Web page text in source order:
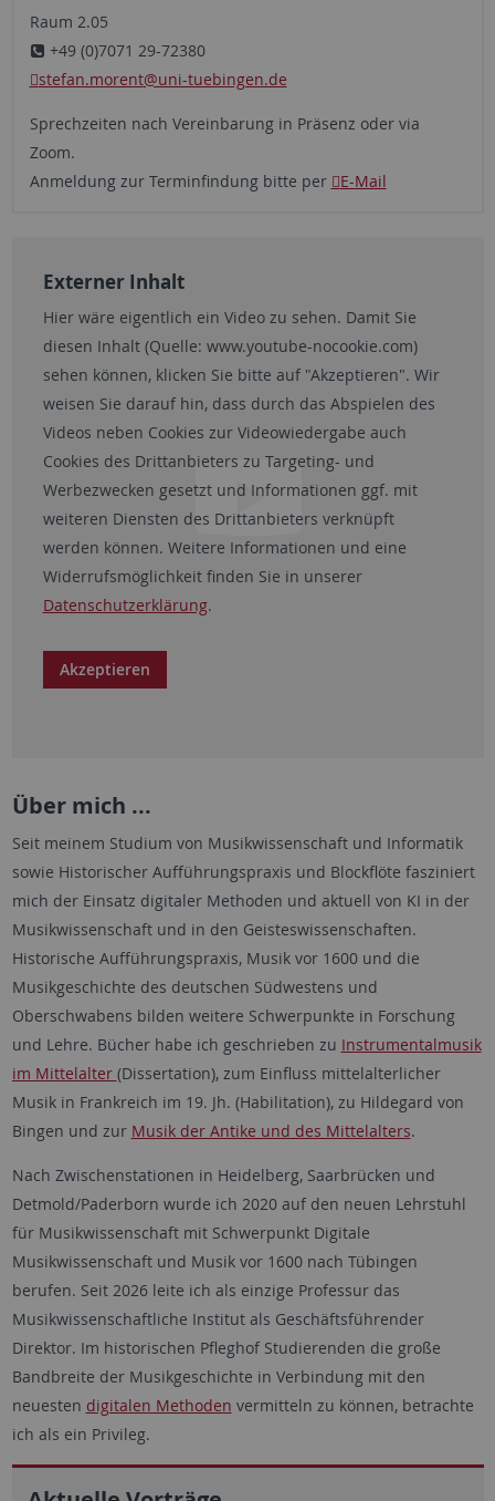
Raum 2.05
+49 (0)7071 29-72380
stefan.morent@uni-tuebingen.de
Sprechzeiten nach Vereinbarung in Präsenz oder via
Zoom.
Anmeldung zur Terminfindung bitte per
E-Mail
Externer Inhalt
Hier wäre eigentlich ein Video zu sehen. Damit Sie
diesen Inhalt (Quelle: www.youtube-nocookie.com)
sehen können, klicken Sie bitte auf "Akzeptieren". Wir
weisen Sie darauf hin, dass durch das Abspielen des
Videos neben Cookies zur Videowiedergabe auch
Cookies des Drittanbieters zu Targeting- und
Werbezwecken gesetzt und Informationen ggf. mit
weiteren Diensten des Drittanbieters verknüpft
werden können. Weitere Informationen und eine
Widerrufsmöglichkeit finden Sie in unserer
Datenschutzerklärung.
Akzeptieren
Über mich ...
Seit meinem Studium von Musikwissenschaft und Informatik
sowie Historischer Aufführungspraxis und Blockflöte fasziniert
mich der Einsatz digitaler Methoden und aktuell von KI in der
Musikwissenschaft und in den Geisteswissenschaften.
Historische Aufführungspraxis, Musik vor 1600 und die
Musikgeschichte des deutschen Südwestens und
Oberschwabens bilden weitere Schwerpunkte in Forschung
und Lehre. Bücher habe ich geschrieben zu Instrumentalmusik
im Mittelalter (Dissertation), zum Einfluss mittelalterlicher
Musik in Frankreich im 19. Jh. (Habilitation), zu Hildegard von
Bingen und zur Musik der Antike und des Mittelalters.
Nach Zwischenstationen in Heidelberg, Saarbrücken und
Detmold/Paderborn wurde ich 2020 auf den neuen Lehrstuhl
für Musikwissenschaft mit Schwerpunkt Digitale
Musikwissenschaft und Musik vor 1600 nach Tübingen
berufen. Seit 2026 leite ich als einzige Professur das
Musikwissenschaftliche Institut als Geschäftsführender
Direktor. Im historischen Pfleghof Studierenden die große
Bandbreite der Musikgeschichte in Verbindung mit den
neuesten digitalen Methoden vermitteln zu können, betrachte
ich als ein Privileg.